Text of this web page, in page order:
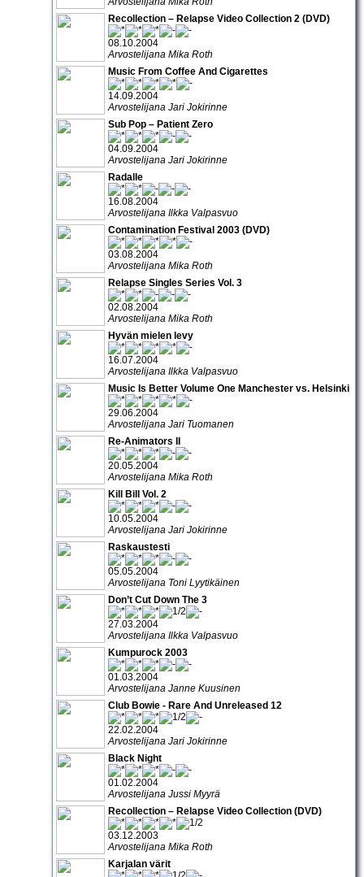
Recollection – Relapse Video Collection 2 (DVD)
08.10.2004
Arvostelijana Mika Roth
Music From Coffee And Cigarettes
14.09.2004
Arvostelijana Jari Jokirinne
Sub Pop – Patient Zero
04.09.2004
Arvostelijana Jari Jokirinne
Radalle
16.08.2004
Arvostelijana Ilkka Valpasvuo
Contamination Festival 2003 (DVD)
03.08.2004
Arvostelijana Mika Roth
Relapse Singles Series Vol. 3
02.08.2004
Arvostelijana Mika Roth
Hyvän mielen levy
16.07.2004
Arvostelijana Ilkka Valpasvuo
Music Is Better Volume One Manchester vs. Helsinki
29.06.2004
Arvostelijana Jari Tuomanen
Re-Animators II
20.05.2004
Arvostelijana Mika Roth
Kill Bill Vol. 2
10.05.2004
Arvostelijana Jari Jokirinne
Raskaustesti
05.05.2004
Arvostelijana Toni Lyytikäinen
Don’t Cut Down The 3
27.03.2004
Arvostelijana Ilkka Valpasvuo
Kumpurock 2003
01.03.2004
Arvostelijana Janne Kuusinen
Club Bowie - Rare And Unreleased 12
22.02.2004
Arvostelijana Jari Jokirinne
Black Night
01.02.2004
Arvostelijana Jussi Myyrä
Recollection – Relapse Video Collection (DVD)
03.12.2003
Arvostelijana Mika Roth
Karjalan värit